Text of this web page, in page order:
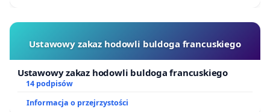
Ustawowy zakaz hodowli buldoga francuskiego
Ustawowy zakaz hodowli buldoga francuskiego
14 podpisów
Informacja o przejrzystości